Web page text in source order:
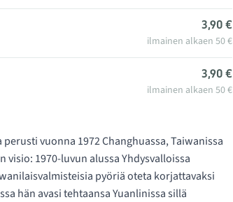
3,90 €
ilmainen alkaen 50 €
3,90 €
ilmainen alkaen 50 €
vuonna 1972 Changhuassa, Taiwanissa
1970-luvun alussa Yhdysvalloissa
pyöriä oteta korjattavaksi
hän avasi tehtaansa Yuanlinissa sillä